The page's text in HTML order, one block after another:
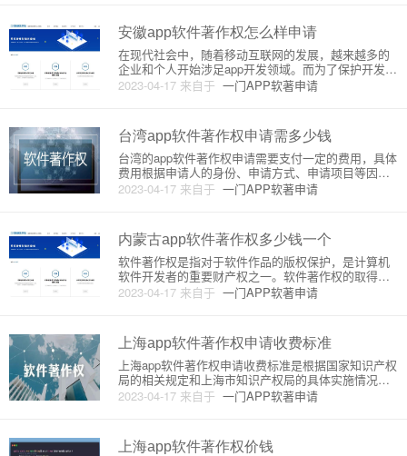
用的主要构成部分包括申请费
安徽app软件著作权怎么样申请
2023-04-17 来自于 一门APP软著申请
在现代社会中，随着移动互联网的发展，越来越多的
企业和个人开始涉足app开发领域。而为了保护开发者
的利益，以及防止他人抄袭或盗用自己的app，软件著
著作权的概念。软件
台湾app软件著作权申请需多少钱
2023-04-17 来自于 一门APP软著申请
台湾的app软件著作权申请需要支付一定的费用，具体
费用根据申请人的身份、申请方式、申请项目等因素
而异。下面将介绍台湾app软件著作权申请的费用相关
费两部分。
内蒙古app软件著作权多少钱一个
2023-04-17 来自于 一门APP软著申请
软件著作权是指对于软件作品的版权保护，是计算机
软件开发者的重要财产权之一。软件著作权的取得需
要经过申请、审批、登记等复杂的流程，因此需要了
作权法》和《软件著作权登记管
上海app软件著作权申请收费标准
2023-04-17 来自于 一门APP软著申请
上海app软件著作权申请收费标准是根据国家知识产权
局的相关规定和上海市知识产权局的具体实施情况而
定。一般来说，上海市知识产权局会根据申请人所申
权申请的类型，上海市知
上海app软件著作权价钱